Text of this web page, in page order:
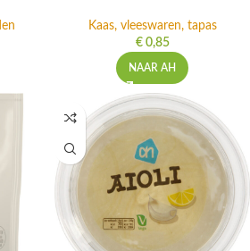
Kaas, vleeswaren, tapas
€0,85
NAAR AH